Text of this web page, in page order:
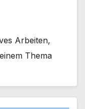
Arbeiten,
Thema